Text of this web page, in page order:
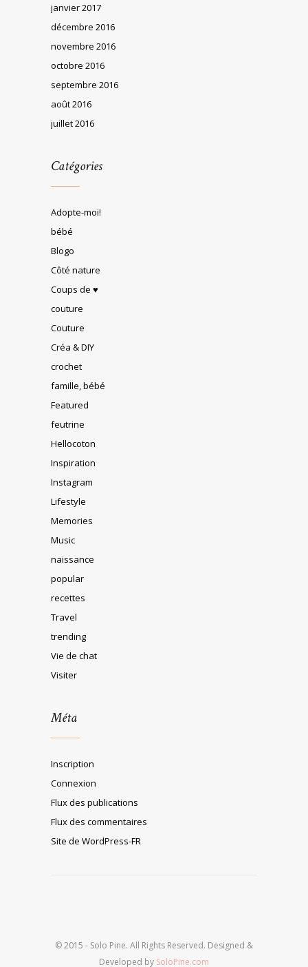
janvier 2017
décembre 2016
novembre 2016
octobre 2016
septembre 2016
août 2016
juillet 2016
Catégories
Adopte-moi!
bébé
Blogo
Côté nature
Coups de ♥
couture
Couture
Créa & DIY
crochet
famille, bébé
Featured
feutrine
Hellocoton
Inspiration
Instagram
Lifestyle
Memories
Music
naissance
popular
recettes
Travel
trending
Vie de chat
Visiter
Méta
Inscription
Connexion
Flux des publications
Flux des commentaires
Site de WordPress-FR
© 2015 - Solo Pine. All Rights Reserved. Designed &
Developed by SoloPine.com